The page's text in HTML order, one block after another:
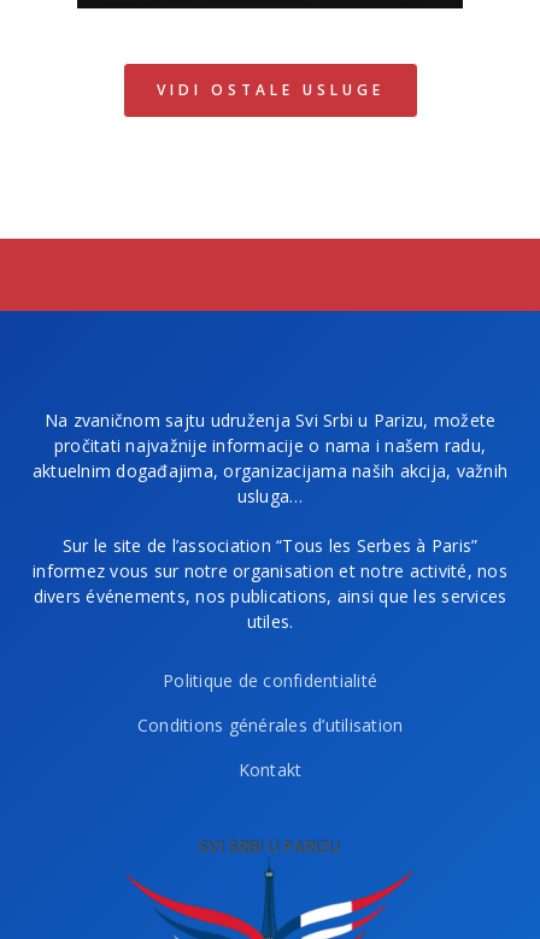
VIDI OSTALE USLUGE
Na zvaničnom sajtu udruženja Svi Srbi u Parizu, možete
pročitati najvažnije informacije o nama i našem radu,
aktuelnim događajima, organizacijama naših akcija, važnih
usluga…
Sur le site de l’association “Tous les Serbes à Paris”
informez vous sur notre organisation et notre activité, nos
divers événements, nos publications, ainsi que les services
utiles.
Politique de confidentialité
Conditions générales d’utilisation
Kontakt